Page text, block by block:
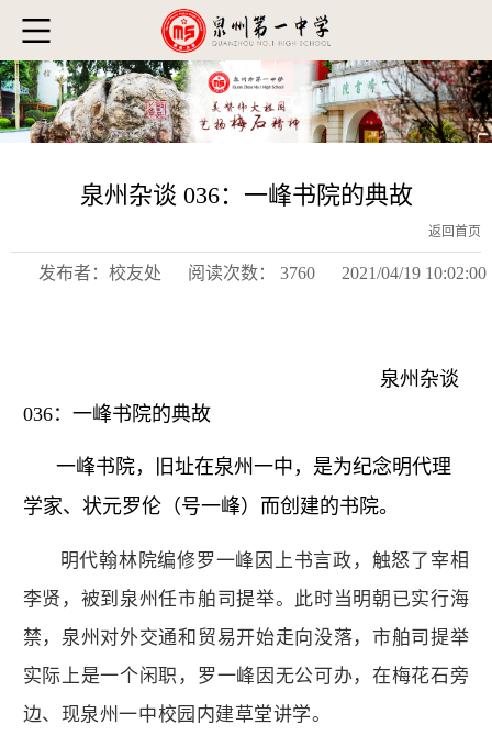
泉州杂谈 036：一峰书院的典故
返回首页
发布者：校友处 阅读次数： 3760 2021/04/19 10:02:00
泉州杂谈
036：一峰书院的典故
一峰书院，旧址在泉州一中，是为纪念明代理
学家、状元罗伦（号一峰）而创建的书院。
明代翰林院编修罗一峰因上书言政，触怒了宰相
李贤，被到泉州任市舶司提举。此时当明朝已实行海
禁，泉州对外交通和贸易开始走向没落，市舶司提举
实际上是一个闲职，罗一峰因无公可办，在梅花石旁
边、现泉州一中校园内建草堂讲学。